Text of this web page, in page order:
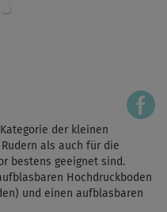
der kleinen
als auch für die
bestens geeignet sind.
Hochdruckboden
und einen aufblasbaren